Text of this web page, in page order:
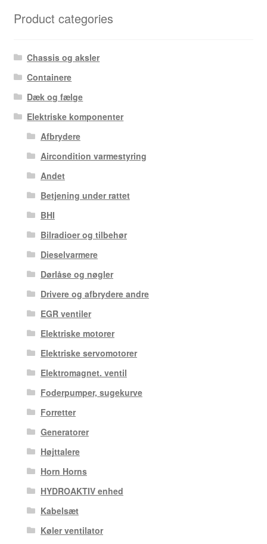
Product categories
Chassis og aksler
Containere
Dæk og fælge
Elektriske komponenter
Afbrydere
Aircondition varmestyring
Andet
Betjening under rattet
BHI
Bilradioer og tilbehør
Dieselvarmere
Dørlåse og nøgler
Drivere og afbrydere andre
EGR ventiler
Elektriske motorer
Elektriske servomotorer
Elektromagnet. ventil
Foderpumper, sugekurve
Forretter
Generatorer
Højttalere
Horn Horns
HYDROAKTIV enhed
Kabelsæt
Køler ventilator